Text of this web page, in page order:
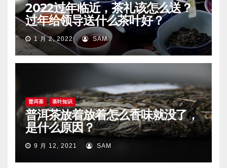
2022过年临近，茶礼该怎么送？
过年给领导送什么茶叶好？
1 月 2, 2022 SAM
普洱茶 茶叶知识
普洱茶放着放着怎么香味就没了，
是什么原因？
9 月 12, 2021 SAM